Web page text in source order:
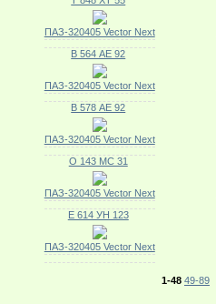
ПАЗ-320405 Vector Next
В 564 АЕ 92
ПАЗ-320405 Vector Next
В 578 АЕ 92
ПАЗ-320405 Vector Next
О 143 МС 31
ПАЗ-320405 Vector Next
Е 614 УН 123
ПАЗ-320405 Vector Next
1-48 49-89